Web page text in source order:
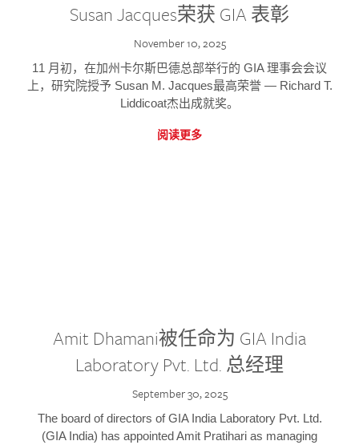
Susan Jacques荣获 GIA 表彰
November 10, 2025
11 月初，在加州卡尔斯巴德总部举行的 GIA 理事会会议
上，研究院授予 Susan M. Jacques最高荣誉 — Richard T.
Liddicoat杰出成就奖。
阅读更多
Amit Dhamani被任命为 GIA India
Laboratory Pvt. Ltd. 总经理
September 30, 2025
The board of directors of GIA India Laboratory Pvt. Ltd.
(GIA India) has appointed Amit Pratihari as managing